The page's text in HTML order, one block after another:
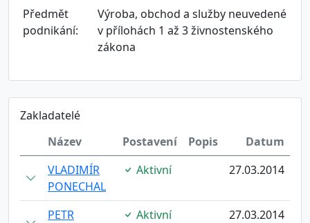
Předmět
podnikání:
Výroba, obchod a služby neuvedené
v přílohách 1 až 3 živnostenského
zákona
Zakladatelé
Název
Postavení Popis
Datum
VLADIMÍR
PONECHAL
Aktivní 27.03.2014
PETR
Aktivní 27.03.2014